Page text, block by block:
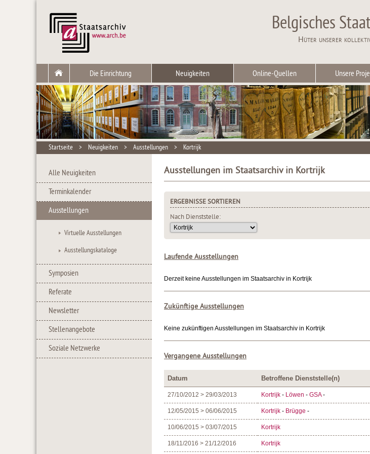
Belgisches
Hüter unserer
Die Einrichtung Neuigkeiten Online-Quellen Unsere
Startseite > Neuigkeiten > Ausstellungen > Kortrijk
Alle Neuigkeiten
Terminkalender
Ausstellungen
Virtuelle Ausstellungen
Ausstellungskataloge
Symposien
Referate
Newsletter
Stellenangebote
Soziale Netzwerke
Ausstellungen im Staatsarchiv in Kortrijk
ERGEBNISSE SORTIEREN
Nach Dienststelle:
Laufende Ausstellungen
Derzeit keine Ausstellungen im Staatsarchiv in Kortrijk
Zukünftige Ausstellungen
Keine zukünftigen Ausstellungen im Staatsarchiv in Kortrijk
Vergangene Ausstellungen
Datum Betroffene Dienststelle(n)
27/10/2012 > 29/03/2013 Kortrijk - Löwen - GSA-
12/05/2015 > 06/06/2015 Kortrijk - Brügge -
10/06/2015 > 03/07/2015 Kortrijk
18/11/2016 > 21/12/2016 Kortrijk